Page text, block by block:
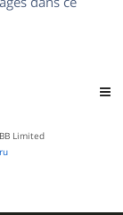
Limited